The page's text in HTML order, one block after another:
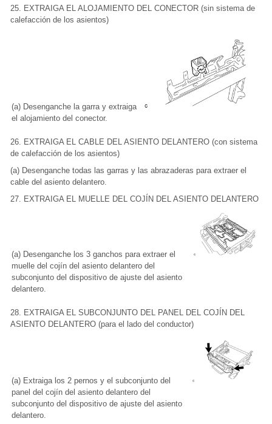
25. EXTRAIGA EL ALOJAMIENTO DEL CONECTOR (sin sistema de
calefacción de los asientos)
(a) Desenganche la garra y extraiga
el alojamiento del conector.
26. EXTRAIGA EL CABLE DEL ASIENTO DELANTERO (con sistema
de calefacción de los asientos)
(a) Desenganche todas las garras y las abrazaderas para extraer el
cable del asiento delantero.
27. EXTRAIGA EL MUELLE DEL COJÍN DEL ASIENTO DELANTERO
(a) Desenganche los 3 ganchos para extraer el
muelle del cojín del asiento delantero del
subconjunto del dispositivo de ajuste del asiento
delantero.
28. EXTRAIGA EL SUBCONJUNTO DEL PANEL DEL COJÍN DEL
ASIENTO DELANTERO (para el lado del conductor)
(a) Extraiga los 2 pernos y el subconjunto del
panel del cojín del asiento delantero del
subconjunto del dispositivo de ajuste del asiento
delantero.